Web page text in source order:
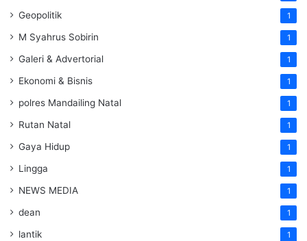
Geopolitik 1
M Syahrus Sobirin 1
Galeri & Advertorial 1
Ekonomi & Bisnis 1
polres Mandailing Natal 1
Rutan Natal 1
Gaya Hidup 1
Lingga 1
NEWS MEDIA 1
dean 1
lantik 1